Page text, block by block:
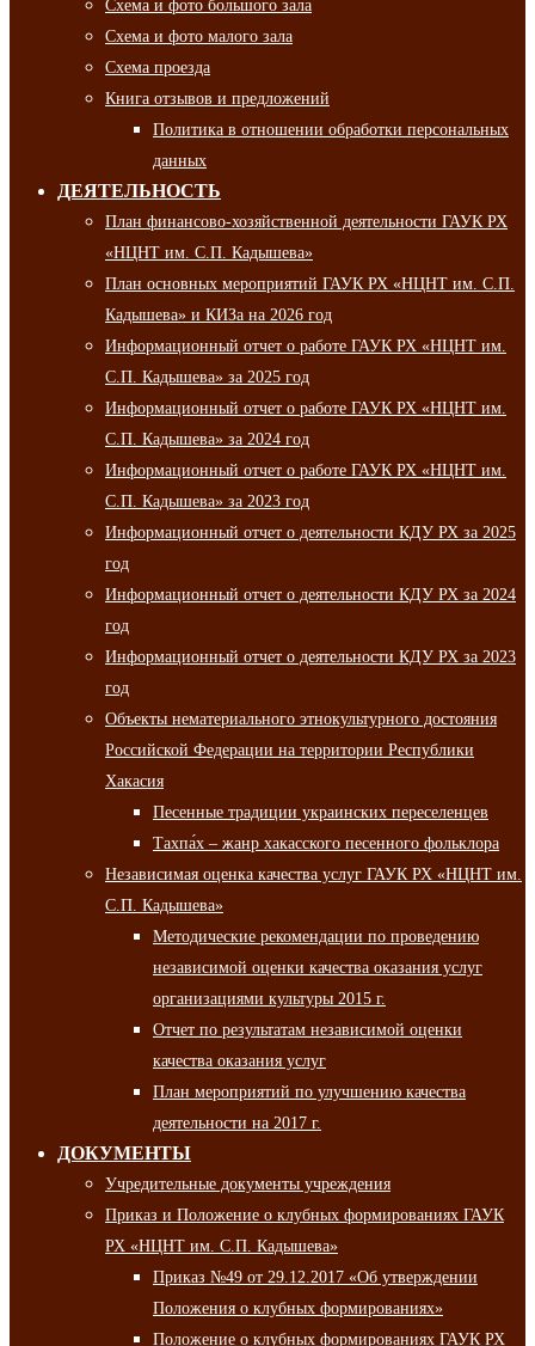
Схема и фото большого зала
Схема и фото малого зала
Схема проезда
Книга отзывов и предложений
Политика в отношении обработки персональных
данных
ДЕЯТЕЛЬНОСТЬ
План финансово-хозяйственной деятельности ГАУК РХ
«НЦНТ им. С.П. Кадышева»
План основных мероприятий ГАУК РХ «НЦНТ им. С.П.
Кадышева» и КИЗа на 2026 год
Информационный отчет о работе ГАУК РХ «НЦНТ им.
С.П. Кадышева» за 2025 год
Информационный отчет о работе ГАУК РХ «НЦНТ им.
С.П. Кадышева» за 2024 год
Информационный отчет о работе ГАУК РХ «НЦНТ им.
С.П. Кадышева» за 2023 год
Информационный отчет о деятельности КДУ РХ за 2025
год
Информационный отчет о деятельности КДУ РХ за 2024
год
Информационный отчет о деятельности КДУ РХ за 2023
год
Объекты нематериального этнокультурного достояния
Российской Федерации на территории Республики
Хакасия
Песенные традиции украинских переселенцев
Тахпа́х – жанр хакасского песенного фольклора
Независимая оценка качества услуг ГАУК РХ «НЦНТ им.
С.П. Кадышева»
Методические рекомендации по проведению
независимой оценки качества оказания услуг
организациями культуры 2015 г.
Отчет по результатам независимой оценки
качества оказания услуг
План мероприятий по улучшению качества
деятельности на 2017 г.
ДОКУМЕНТЫ
Учредительные документы учреждения
Приказ и Положение о клубных формированиях ГАУК
РХ «НЦНТ им. С.П. Кадышева»
Приказ №49 от 29.12.2017 «Об утверждении
Положения о клубных формированиях»
Положение о клубных формированиях ГАУК РХ